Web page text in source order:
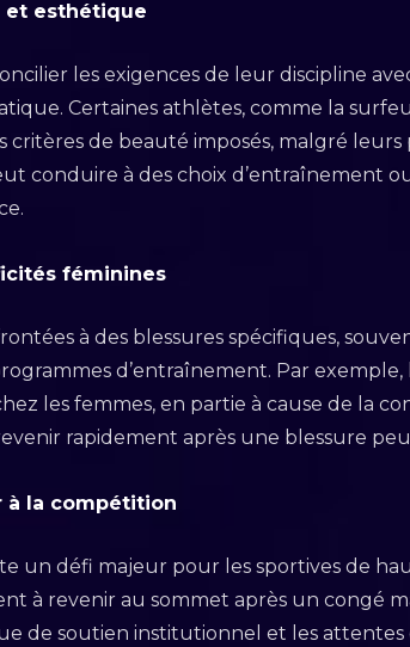
et esthétique
les exigences de leur discipline
Certaines athlètes, comme la
critères de beauté imposés, malgré
conduire à des choix d’entraînement
féminines
à des blessures spécifiques,
d’entraînement. Par
les femmes, en partie à cause de la
rapidement après une blessure
à la compétition
un défi majeur pour les sportives de
à revenir au sommet après un congé
de soutien institutionnel et les